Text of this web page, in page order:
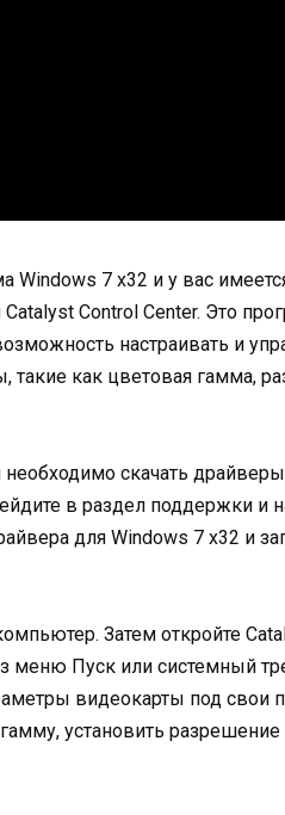
Windows 7 x32 и у вас
Control Center. Это
настраивать и
как цветовая гамма,
необходимо скачать
в раздел поддержки и
для Windows 7 x32 и
Затем откройте
меню Пуск или системный
видеокарты под свои
установить разрешение